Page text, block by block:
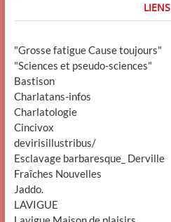
LIENS
"Grosse fatigue Cause toujours"
"Sciences et pseudo-sciences"
Bastison
Charlatans-infos
Charlatologie
Cincivox
devirisillustribus/
Esclavage barbaresque_ Derville
Fraîches Nouvelles
Jaddo.
LAVIGUE